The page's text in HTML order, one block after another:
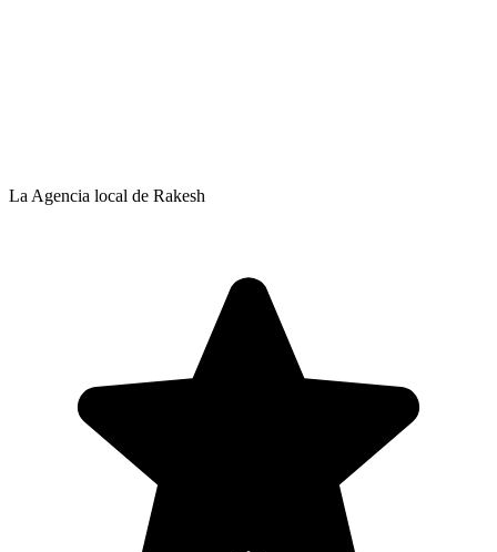
La Agencia local de Rakesh